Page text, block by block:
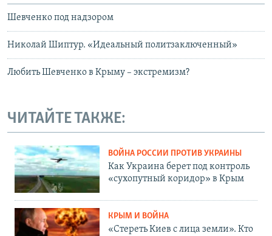
Шевченко под надзором
Николай Шиптур. «Идеальный политзаключенный»
Любить Шевченко в Крыму – экстремизм?
ЧИТАЙТЕ ТАКЖЕ:
ВОЙНА РОССИИ ПРОТИВ УКРАИНЫ
Как Украина берет под контроль
«сухопутный коридор» в Крым
КРЫМ И ВОЙНА
«Стереть Киев с лица земли». Кто